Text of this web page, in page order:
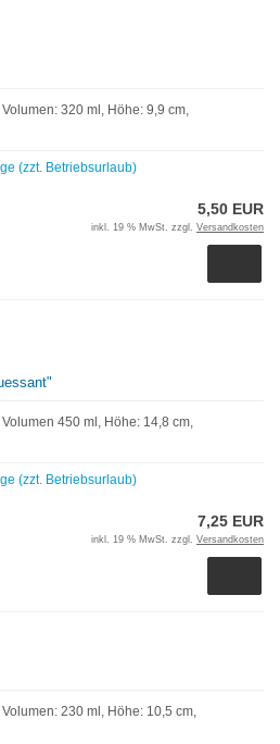
320 ml, Höhe: 9,9 cm,
(zzt. Betriebsurlaub)
5,50 EUR
inkl. 19 % MwSt. zzgl. Versandkosten
450 ml, Höhe: 14,8 cm,
(zzt. Betriebsurlaub)
7,25 EUR
inkl. 19 % MwSt. zzgl. Versandkosten
230 ml, Höhe: 10,5 cm,